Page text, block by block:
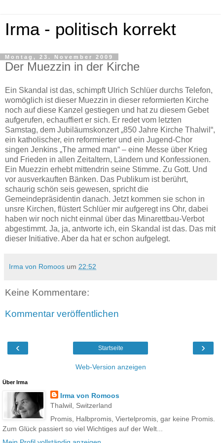
Irma - politisch korrekt
Montag, 23. November 2009
Der Muezzin in der Kirche
Ein Skandal ist das, schimpft Ulrich Schlüer durchs Telefon,
womöglich ist dieser Muezzin in dieser reformierten Kirche
noch auf diese Kanzel gestiegen und hat zu diesem Gebet
aufgerufen, echauffiert er sich. Er redet vom letzten
Samstag, dem Jubiläumskonzert „850 Jahre Kirche Thalwil“,
ein katholischer, ein reformierter und ein Jugend-Chor
singen Jenkins „The armed man“ – eine Messe über Krieg
und Frieden in allen Zeitaltern, Ländern und Konfessionen.
Ein Muezzin erhebt mittendrin seine Stimme. Zu Gott. Und
vor ausverkauften Bänken. Das Publikum ist berührt,
schaurig schön seis gewesen, spricht die
Gemeindepräsidentin danach. Jetzt kommen sie schon in
unsre Kirchen, flüstert Schlüer mir aufgeregt ins Ohr, dabei
haben wir noch nicht einmal über das Minarettbau-Verbot
abgestimmt. Ja, ja, antworte ich, ein Skandal ist das. Das mit
dieser Initiative. Aber da hat er schon aufgelegt.
Irma von Romoos um 22:52
Keine Kommentare:
Kommentar veröffentlichen
‹ ›
Startseite
Web-Version anzeigen
Über Irma
Irma von Romoos
Thalwil, Switzerland
Promis, Halbpromis, Viertelpromis, gar keine Promis.
Zum Glück passiert so viel Wichtiges auf der Welt...